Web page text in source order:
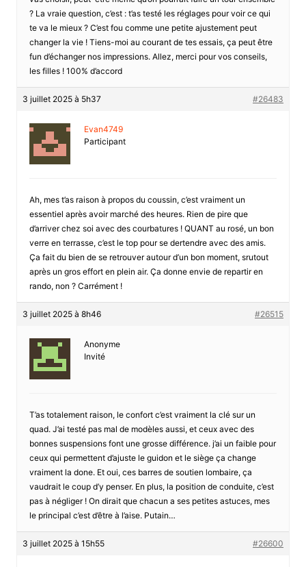
? La vraie question, c’est : t’as testé les réglages pour voir ce qui
te va le mieux ? C’est fou comme une petite ajustement peut
changer la vie ! Tiens-moi au courant de tes essais, ça peut être
fun d’échanger nos impressions. Allez, merci pour vos conseils,
les filles ! 100% d’accord
3 juillet 2025 à 5h37 #26483
Evan4749
Participant
Ah, mes t’as raison à propos du coussin, c’est vraiment un
essentiel après avoir marché des heures. Rien de pire que
d’arriver chez soi avec des courbatures ! QUANT au rosé, un bon
verre en terrasse, c’est le top pour se dertendre avec des amis.
Ça fait du bien de se retrouver autour d’un bon moment, srutout
après un gros effort en plein air. Ça donne envie de repartir en
rando, non ? Carrément !
3 juillet 2025 à 8h46 #26515
Anonyme
Invité
T’as totalement raison, le confort c’est vraiment la clé sur un
quad. J’ai testé pas mal de modèles aussi, et ceux avec des
bonnes suspensions font une grosse différence. j’ai un faible pour
ceux qui permettent d’ajuste le guidon et le siège ça change
vraiment la done. Et oui, ces barres de soutien lombaire, ça
vaudrait le coup d’y penser. En plus, la position de conduite, c’est
pas à négliger ! On dirait que chacun a ses petites astuces, mes
le principal c’est d’être à l’aise. Putain…
3 juillet 2025 à 15h55 #26600